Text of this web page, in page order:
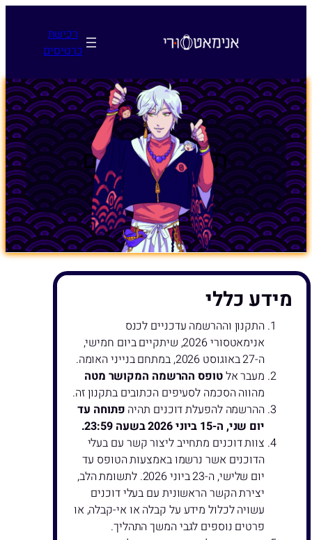
רכישת
כרטיסים
תקנון דוכנים
מידע כללי
התקנון וההרשמה עדכניים לכנס
אנימאטסורי 2026, שיתקיים ביום חמישי,
ה-27 באוגוסט 2026, במתחם בנייני האומה.
מעבר אלטופס ההרשמה המקושר מטה
מהווה הסכמה לסעיפים הכתובים בתקנון זה.
ההרשמה להפעלת דוכנים תהיה פתוחה עד
יום שני, ה-15 ביוני 2026 בשעה 23:59
.
צוות דוכנים מתחייב ליצור קשר עם בעלי
הדוכנים אשר נרשמו באמצעות הטופס עד
יום שלישי, ה-23 ביוני 2026. לתשומת הלב,
יצירת הקשר הראשונית עם בעלי דוכנים
עשויה לכלול מידע על קבלה או אי-קבלה, או
פרטים נוספים לגבי המשך התהליך.